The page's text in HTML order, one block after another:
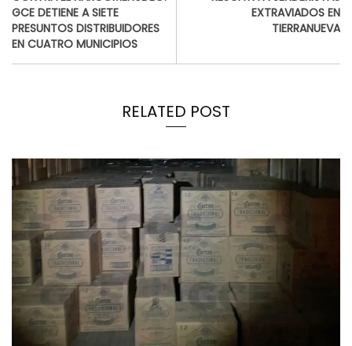
GCE DETIENE A SIETE
PRESUNTOS DISTRIBUIDORES
EN CUATRO MUNICIPIOS
EXTRAVIADOS EN
TIERRANUEVA
RELATED POST